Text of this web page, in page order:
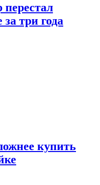
три года
купить